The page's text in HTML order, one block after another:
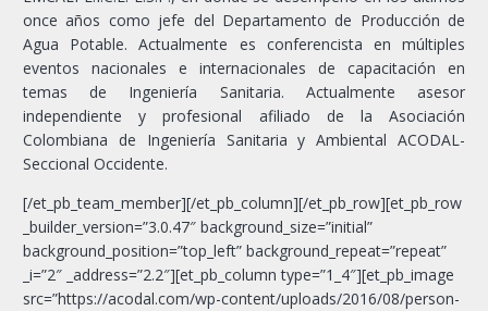
once años como jefe del Departamento de Producción de
Agua Potable. Actualmente es conferencista en múltiples
eventos nacionales e internacionales de capacitación en
temas de Ingeniería Sanitaria. Actualmente asesor
independiente y profesional afiliado de la Asociación
Colombiana de Ingeniería Sanitaria y Ambiental ACODAL-
Seccional Occidente.
[/et_pb_team_member][/et_pb_column][/et_pb_row][et_pb_row
_builder_version=”3.0.47″ background_size=”initial”
background_position=”top_left” background_repeat=”repeat”
_i=”2″ _address=”2.2″][et_pb_column type=”1_4″][et_pb_image
src=”https://acodal.com/wp-content/uploads/2016/08/person-